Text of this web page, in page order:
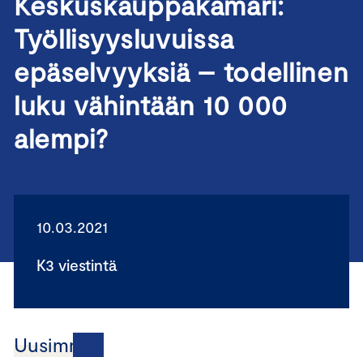
Työllisyysluvuissa
epäselvyyksiä – todellinen
luku vähintään 10 000
alempi?
10.03.2021
K3 viestintä
Uusimmat